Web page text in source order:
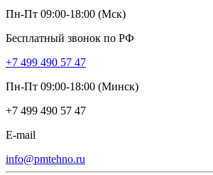
Пн-Пт 09:00-18:00 (Мск)
Бесплатный звонок по РФ
+7 499 490 57 47
Пн-Пт 09:00-18:00 (Минск)
+7 499 490 57 47
E-mail
info@pmtehno.ru